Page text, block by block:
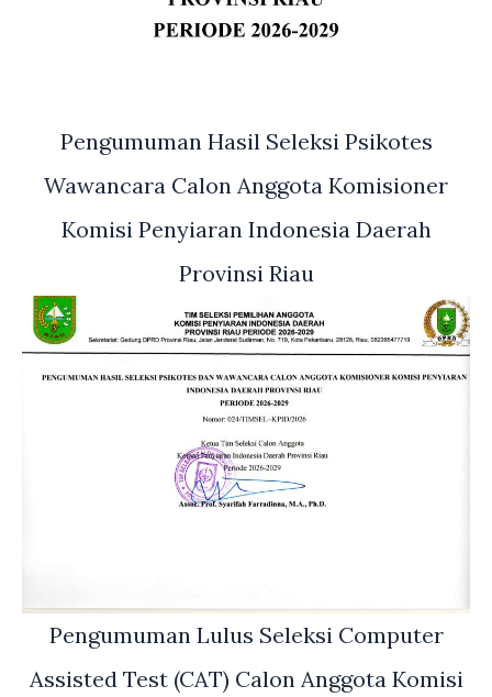
Pengumuman Hasil Seleksi Psikotes
Wawancara Calon Anggota Komisioner
Komisi Penyiaran Indonesia Daerah
Provinsi Riau
Pengumuman Lulus Seleksi Computer
Assisted Test (CAT) Calon Anggota Komisi